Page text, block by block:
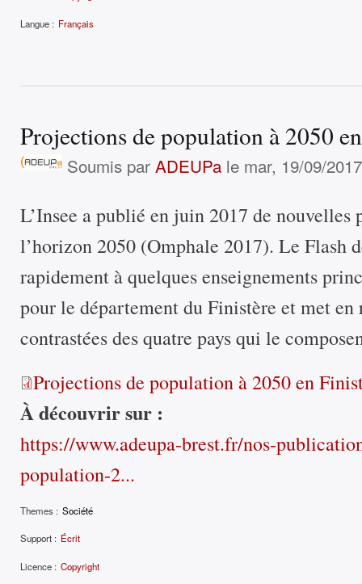
Langue : Français
Projections de population à 2050
Soumis par ADEUPale mar, 19/09/
L’Insee a publié en juin 2017 de
l’horizon 2050 (Omphale 2017). Le Flash
rapidement à quelques enseignements
pour le département du Finistère et met
contrastées des quatre pays qui le
Projections de population à 2050 en
À découvrir sur :
https://www.adeupa-brest.fr/nos-
population-2...
Themes : Société
Support : Écrit
Licence : Copyright